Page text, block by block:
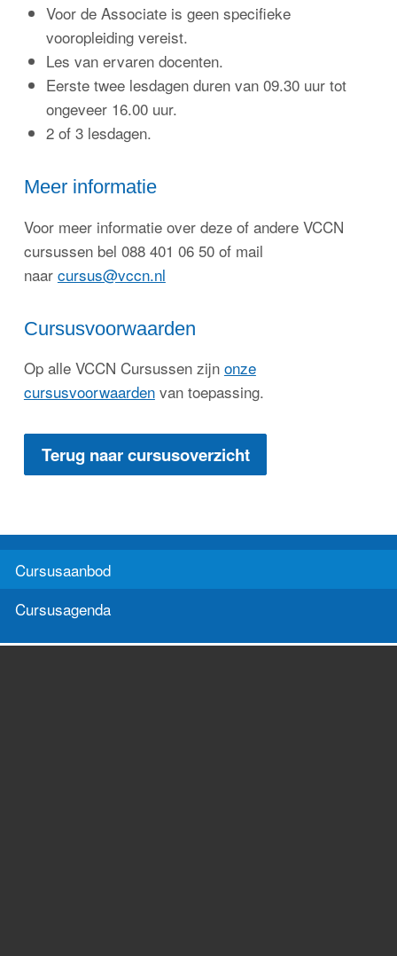
Voor de Associate is geen specifieke
vooropleiding vereist.
Les van ervaren docenten.
Eerste twee lesdagen duren van 09.30 uur tot
ongeveer 16.00 uur.
2 of 3 lesdagen.
Meer informatie
Voor meer informatie over deze of andere VCCN
cursussen bel 088 401 06 50 of mail
naar cursus@vccn.nl
Cursusvoorwaarden
Op alle VCCN Cursussen zijn onze
cursusvoorwaardenvan toepassing.
Terug naar cursusoverzicht
Cursusaanbod
Cursusagenda